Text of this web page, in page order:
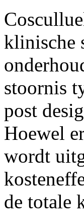
klinische
stoornis
post
Hoewel
wordt
de totale